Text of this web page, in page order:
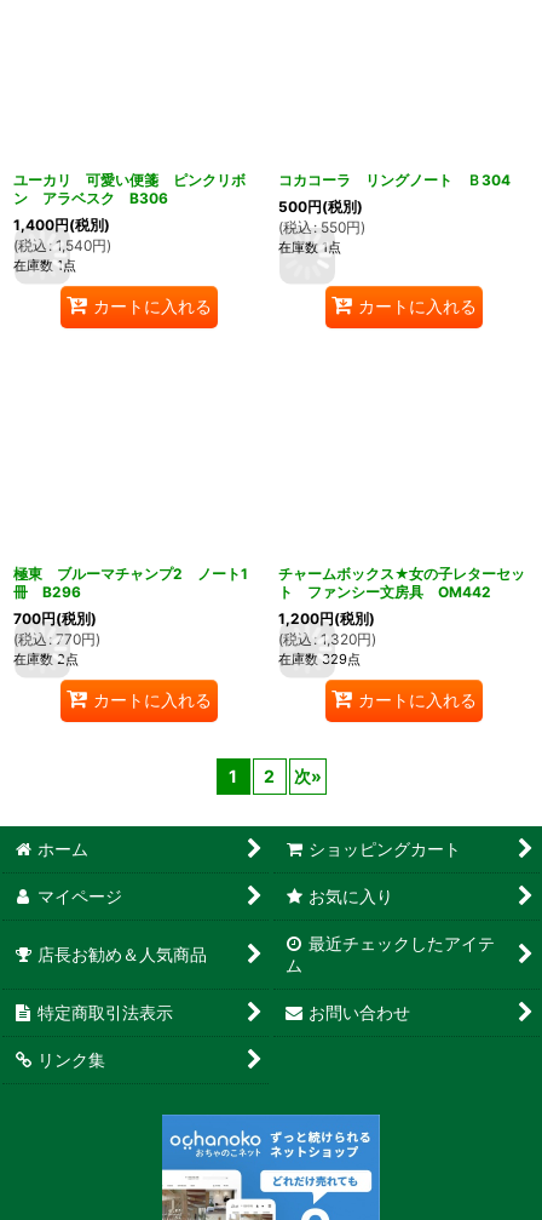
ユーカリ 可愛い便箋 ピンクリボ
ン アラベスク B306
1,400円(税別)
(税込 : 1,540円)
在庫数 1点
カートに入れる
コカコーラ リングノート Ｂ304
500円(税別)
(税込: 550円)
在庫数 1点
カートに入れる
極東 ブルーマチャンプ2 ノート1
冊 B296
700円(税別)
(税込 : 770円)
在庫数 2点
カートに入れる
チャームボックス★女の子レターセッ
ト ファンシー文房具 OM442
1,200円(税別)
(税込 : 1,320円)
在庫数 329点
カートに入れる
1 2 次»
ホーム ショッピングカート
マイページ お気に入り
店長お勧め＆人気商品
最近チェックしたアイテ
ム
特定商取引法表示 お問い合わせ
リンク集